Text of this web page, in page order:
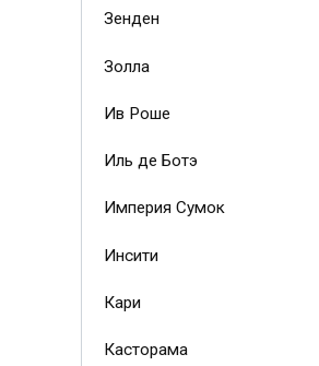
Зенден
Золла
Ив Роше
Иль де Ботэ
Империя Сумок
Инсити
Кари
Касторама